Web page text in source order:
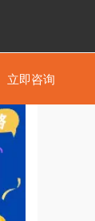
立即咨询